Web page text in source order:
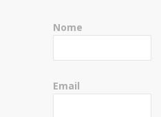
Nome
Email